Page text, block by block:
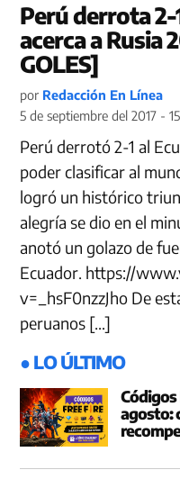
Perú derrota 2-
acerca a Rusia
GOLES]
por Redacción En Línea
5 de septiembre del 2017 -
Perú derrotó 2-1 al
poder clasificar al
logró un histórico
alegría se dio en el
anotó un golazo de
Ecuador. https://
v=_hsF0nzzJho De
peruanos […]
● LO ÚLTIMO
Códigos
agosto: